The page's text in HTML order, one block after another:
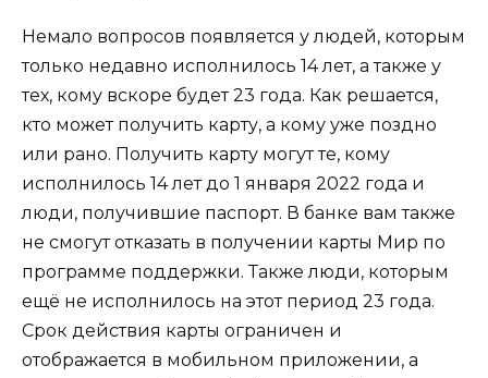
Немало вопросов появляется у людей, которым
только недавно исполнилось 14 лет, а также у
тех, кому вскоре будет 23 года. Как решается,
кто может получить карту, а кому уже поздно
или рано. Получить карту могут те, кому
исполнилось 14 лет до 1 января 2022 года и
люди, получившие паспорт. В банке вам также
не смогут отказать в получении карты Мир по
программе поддержки. Также люди, которым
ещё не исполнилось на этот период 23 года.
Срок действия карты ограничен и
отображается в мобильном приложении, а